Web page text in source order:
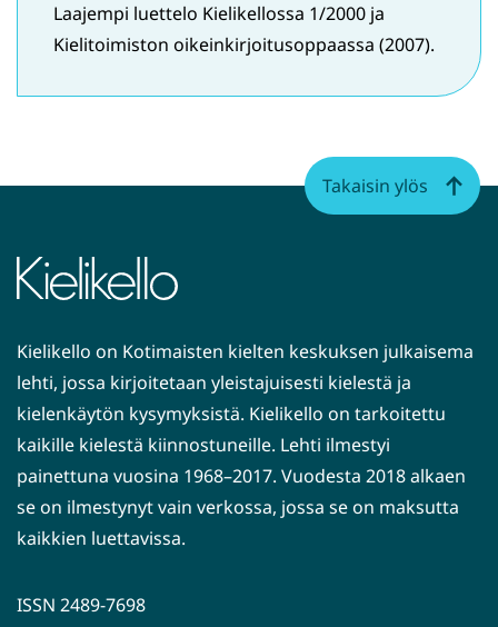
Laajempi luettelo Kielikellossa 1/2000 ja
Kielitoimiston oikeinkirjoitusoppaassa (2007).
Kielikello on Kotimaisten kielten keskuksen julkaisema
lehti, jossa kirjoitetaan yleistajuisesti kielestä ja
kielenkäytön kysymyksistä. Kielikello on tarkoitettu
kaikille kielestä kiinnostuneille. Lehti ilmestyi
painettuna vuosina 1968–2017. Vuodesta 2018 alkaen
se on ilmestynyt vain verkossa, jossa se on maksutta
kaikkien luettavissa.
ISSN 2489-7698
Takaisin ylös